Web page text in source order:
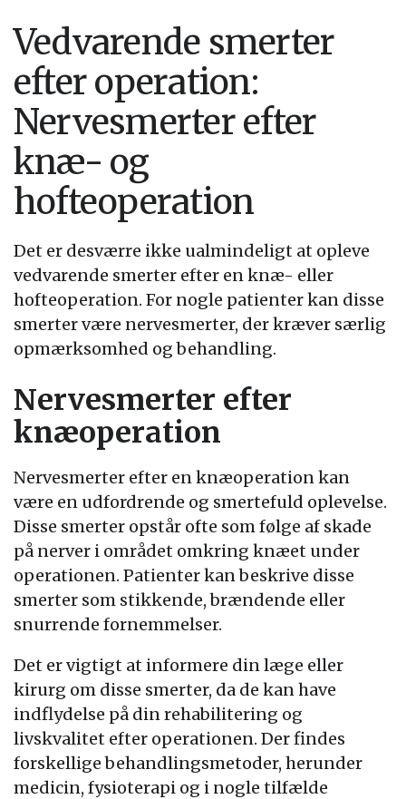
Vedvarende smerter
efter operation:
Nervesmerter efter
knæ- og
hofteoperation
Det er desværre ikke ualmindeligt at opleve
vedvarende smerter efter en knæ- eller
hofteoperation. For nogle patienter kan disse
smerter være nervesmerter, der kræver særlig
opmærksomhed og behandling.
Nervesmerter efter
knæoperation
Nervesmerter efter en knæoperation kan
være en udfordrende og smertefuld oplevelse.
Disse smerter opstår ofte som følge af skade
på nerver i området omkring knæet under
operationen. Patienter kan beskrive disse
smerter som stikkende, brændende eller
snurrende fornemmelser.
Det er vigtigt at informere din læge eller
kirurg om disse smerter, da de kan have
indflydelse på din rehabilitering og
livskvalitet efter operationen. Der findes
forskellige behandlingsmetoder, herunder
medicin, fysioterapi og i nogle tilfælde